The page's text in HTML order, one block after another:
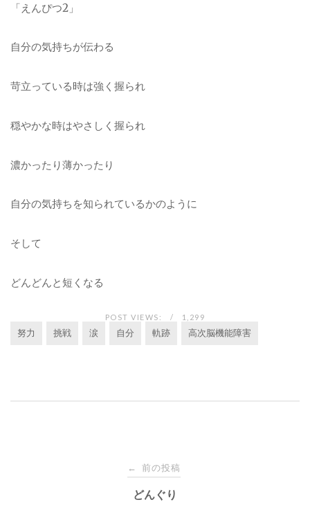
「えんぴつ2」
自分の気持ちが伝わる
苛立っている時は強く握られ
穏やかな時はやさしく握られ
濃かったり薄かったり
自分の気持ちを知られているかのように
そして
どんどんと短くなる
POST VIEWS: 1,299
努力 挑戦 涙 自分 軌跡 高次脳機能障害
← 前の投稿
どんぐり